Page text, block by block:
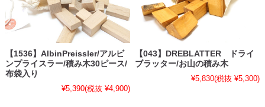
【1536】AlbinPreissler/アルビ
ンプライスラー/積み木30ピース/
布袋入り
¥5,390(税抜 ¥4,900)
【043】DREBLATTER ドライ
ブラッター/お山の積み木
¥5,830(税抜 ¥5,300)